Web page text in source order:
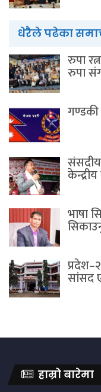
धेरैले पढेका
रुपा
रुपा
गण्डकी
भाषा
सांसद
हाम्रो बारेमा